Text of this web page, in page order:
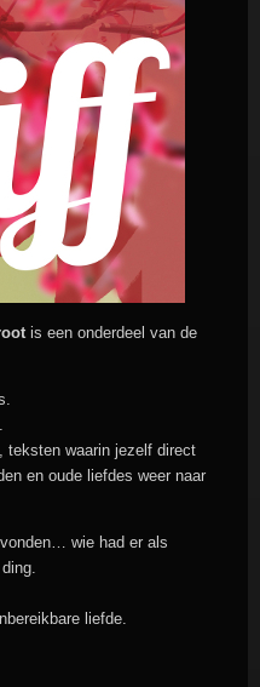
is een onderdeel van de
teksten waarin jezelf direct
en oude liefdes weer naar
wie had er als
liefde.